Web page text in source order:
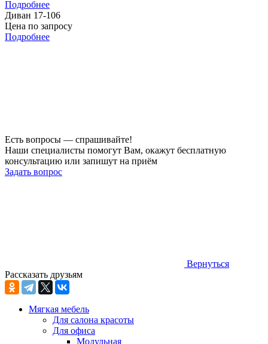
Подробнее
Диван 17-106
Цена по запросу
Подробнее
Есть вопросы — спрашивайте!
Наши специалисты помогут Вам, окажут бесплатную
консультацию или запишут на приём
Задать вопрос
Вернуться
Рассказать друзьям
Мягкая мебель
Для салона красоты
Для офиса
Модульная